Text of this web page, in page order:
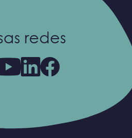
redes